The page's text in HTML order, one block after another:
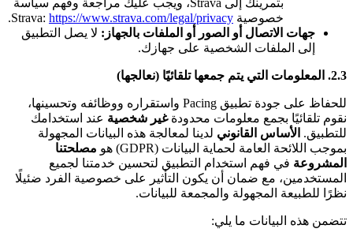
خصوصية Strava: https://www.strava.com/legal/privacy
.
جهات الاتصال أو الصور أو الملفات بالجهاز: لا يصل التطبيق
إلى الملفات الشخصية على جهازك.
2.3. المعلومات التي يتم جمعها تلقائيًا (نعالجها)
للحفاظ على جودة تطبيق Pacing واستقراره ووظائفه وتحسينها،
نقوم تلقائيًا بجمع معلومات محدودةغير شخصية عند استخدامك
للتطبيق. الأساس القانوني لدينا لمعالجة هذه البيانات المجهولة
بموجب اللائحة العامة لحماية البيانات (GDPR) هو
مصلحتنا
المشروعة في فهم استخدام التطبيق لتحسين خدمتنا لجميع
المستخدمين، مع ضمان أن يكون التأثير على خصوصية الفرد ضئيلًا
نظرًا للطبيعة المجهولة والمجمعة للبيانات.
تتضمن هذه البيانات ما يلي: